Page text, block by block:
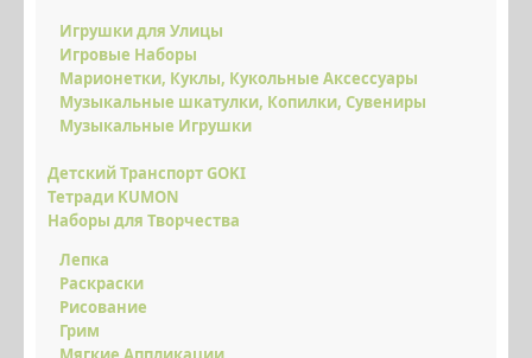
КОНТАКТИ
ОПТОВИМ КЛІЄНТАМ
Игрушки для Улицы
Игровые Наборы
Марионетки, Куклы, Кукольные Аксессуары
Музыкальные шкатулки, Копилки, Сувениры
Музыкальные Игрушки
Детский Транспорт GOKI
Тетради KUMON
Наборы для Творчества
Лепка
Раскраски
Рисование
Грим